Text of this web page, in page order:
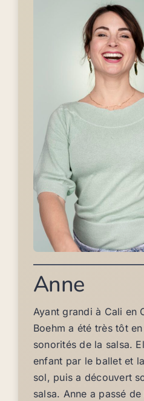
Anne
Ayant grandi à Cali en
Boehm a été très tôt
sonorités de la salsa.
enfant par le ballet et
sol, puis a découvert
salsa. Anne a passé